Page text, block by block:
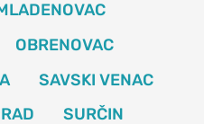
OBRENOVAC
SAVSKI VENAC
SURČIN